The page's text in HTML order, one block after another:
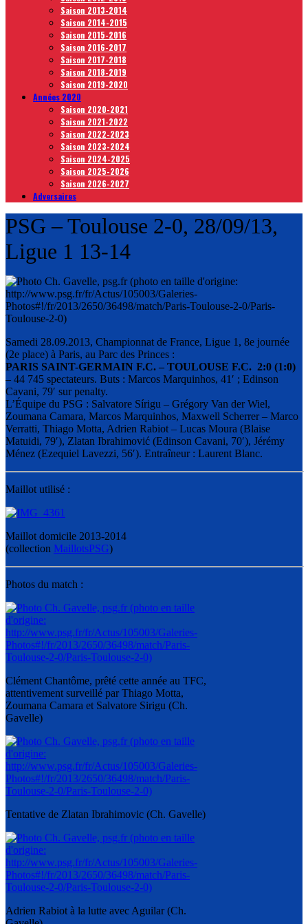
Saison 2013-2014
Saison 2014-2015
Saison 2015-2016
Saison 2016-2017
Saison 2017-2018
Saison 2018-2019
Saison 2019-2020
Années 2020
Saison 2020-2021
Saison 2021-2022
Saison 2022-2023
Saison 2023-2024
Saison 2024-2025
Saison 2025-2026
Saison 2026-2027
Adversaires
PSG – Toulouse 2-0, 28/09/13,
Ligue 1 13-14
Samedi 28.09.2013, Championnat de France, Ligue 1, 8e journée
(2e place) à Paris, au Parc des Princes :
PARIS SAINT-GERMAIN F.C. – TOULOUSE F.C. 2:0 (1:0)
– 44 745 spectateurs. Buts : Marcos Marquinhos, 41′ ; Edinson
Cavani, 79′ sur penalty.
L’Équipe du PSG : Salvatore Sírigu – Grégory Van der Wiel,
Zoumana Camara, Marcos Marquinhos, Maxwell Scherrer – Marco
Verratti, Thiago Motta, Adrien Rabiot – Lucas Moura (Blaise
Matuidi, 79′), Zlatan Ibrahimović (Edinson Cavani, 70′), Jérémy
Ménez (Ezequiel Lavezzi, 56′). Entraîneur : Laurent Blanc.
Maillot utilisé :
Maillot domicile 2013-2014
(collection MaillotsPSG)
Photos du match :
Clément Chantôme, prêté cette année au TFC,
attentivement surveillé par Thiago Motta,
Zoumana Camara et Salvatore Sirigu (Ch.
Gavelle)
Tentative de Zlatan Ibrahimovic (Ch. Gavelle)
Adrien Rabiot à la lutte avec Aguilar (Ch.